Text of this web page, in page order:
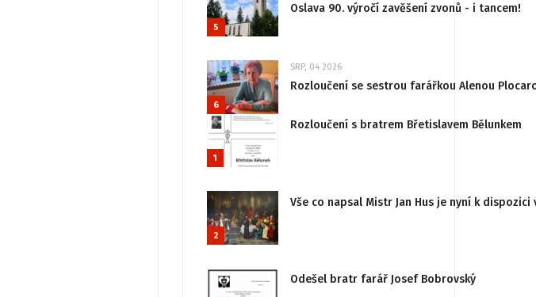
5
Oslava 90. výročí zavěšení zvonů - i tancem!
6
SRP, 04 2026
Rozloučení se sestrou farářkou Alenou
1
Rozloučení s bratrem Břetislavem Bělunkem
2
Vše co napsal Mistr Jan Hus je nyní k
Odešel bratr farář Josef Bobrovský